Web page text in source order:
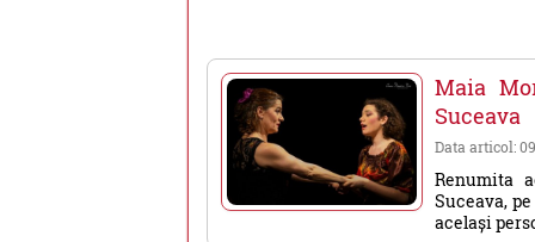
evenimente
din
Suceava
Maia
Suceava
Data articol:
Renumita
Suceava,
același